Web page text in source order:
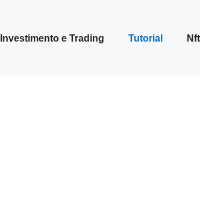
Investimento e Trading Tutorial Nft